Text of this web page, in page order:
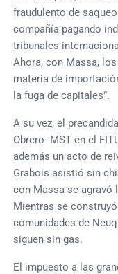
fraudulento de
compañía pagando
tribunales
Ahora, con Massa,
materia de
la fuga de capitales”.
A su vez, el
Obrero- MST en el
además un acto de
Grabois asistió sin
con Massa se agravó
Mientras se
comunidades de
siguen sin gas.
El impuesto a las